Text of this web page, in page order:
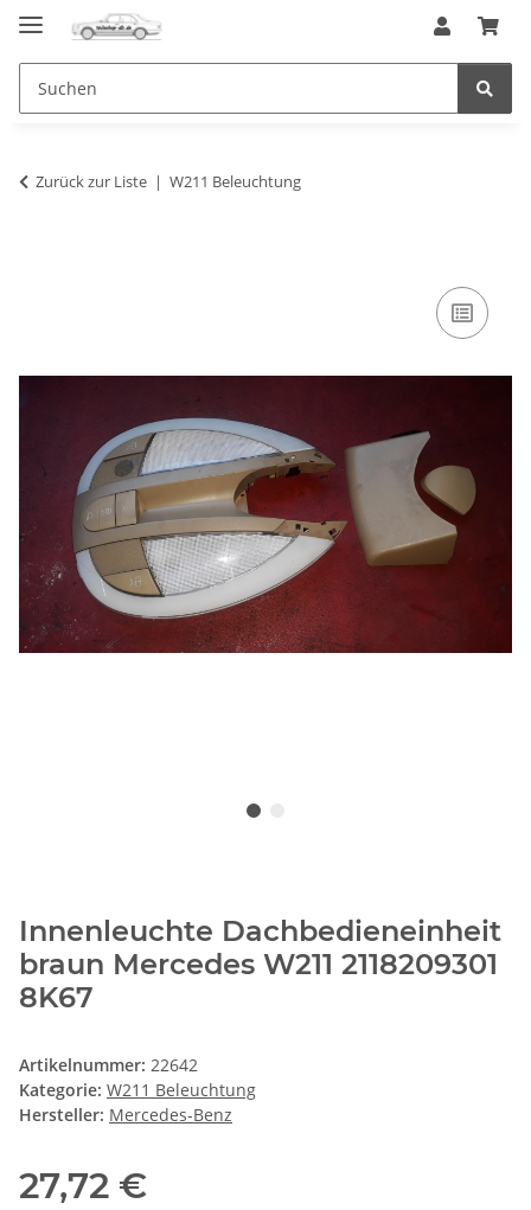
Zurück zur Liste W211 Beleuchtung
Innenleuchte Dachbedieneinheit
braun Mercedes W211 2118209301
8K67
Artikelnummer: 22642
Kategorie: W211 Beleuchtung
Hersteller: Mercedes-Benz
27,72 €